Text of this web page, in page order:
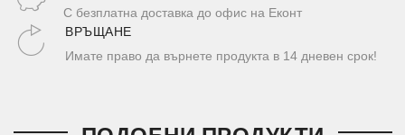
С безплатна доставка до офис на Еконт
ВРЪЩАНЕ
Имате право да върнете продукта в 14 дневен срок!